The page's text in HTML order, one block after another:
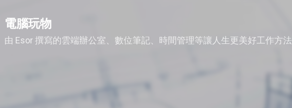
電腦玩物
由 Esor 撰寫的雲端辦公室、數位筆記、時間管理等讓人生更美好工作方法